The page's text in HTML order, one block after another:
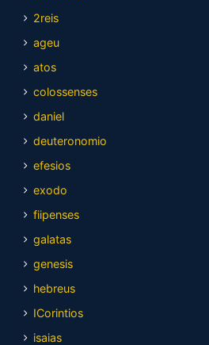
2reis
ageu
atos
colossenses
daniel
deuteronomio
efesios
exodo
fiipenses
galatas
genesis
hebreus
ICorintios
isaias